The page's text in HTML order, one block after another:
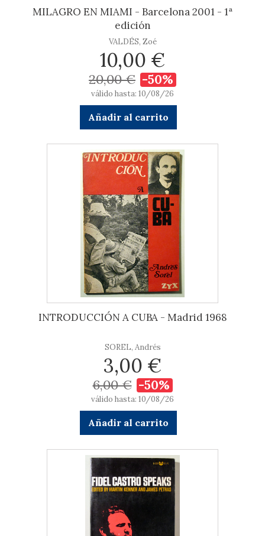
MILAGRO EN MIAMI - Barcelona 2001 - 1ª
edición
VALDÉS, Zoé
10,00 €
20,00 € -50%
válido hasta: 10/08/26
Añadir al carrito
INTRODUCCIÓN A CUBA - Madrid 1968
SOREL, Andrés
3,00 €
6,00 € -50%
válido hasta: 10/08/26
Añadir al carrito